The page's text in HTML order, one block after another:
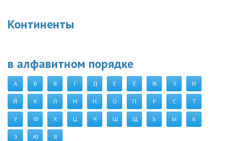
Континенты
в алфавитном порядке
А Б В Г Д Е Ё Ж З И
Й К Л М Н О П Р С Т
У Ф Х Ц Ч Ш Щ Ъ Ы Ь
Э Ю Я